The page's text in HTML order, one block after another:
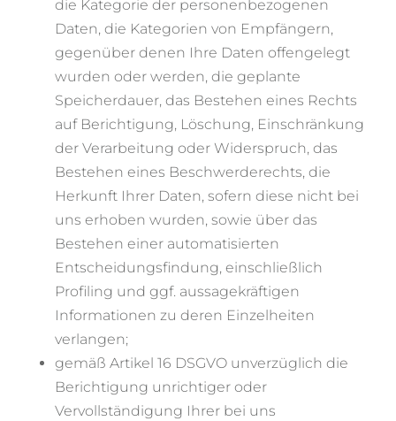
die Kategorie der personenbezogenen
Daten, die Kategorien von Empfängern,
gegenüber denen Ihre Daten offengelegt
wurden oder werden, die geplante
Speicherdauer, das Bestehen eines Rechts
auf Berichtigung, Löschung, Einschränkung
der Verarbeitung oder Widerspruch, das
Bestehen eines Beschwerderechts, die
Herkunft Ihrer Daten, sofern diese nicht bei
uns erhoben wurden, sowie über das
Bestehen einer automatisierten
Entscheidungsfindung, einschließlich
Profiling und ggf. aussagekräftigen
Informationen zu deren Einzelheiten
verlangen;
gemäß Artikel 16 DSGVO unverzüglich die
Berichtigung unrichtiger oder
Vervollständigung Ihrer bei uns